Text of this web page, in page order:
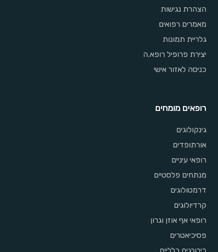
הצהרת נגישות
מאמרים רפואים
גלריית תמונות
יצירת פרופיל רופא.ה
כניסה לאזור אישי
רופאים מומחים
גינקולוגים
אורתופדים
רופאי עיניים
מנתחים פלסטיים
דרמטולוגים
קרדיולוגים
רופאי אף אוזן וגרון
פסיכיאטרים